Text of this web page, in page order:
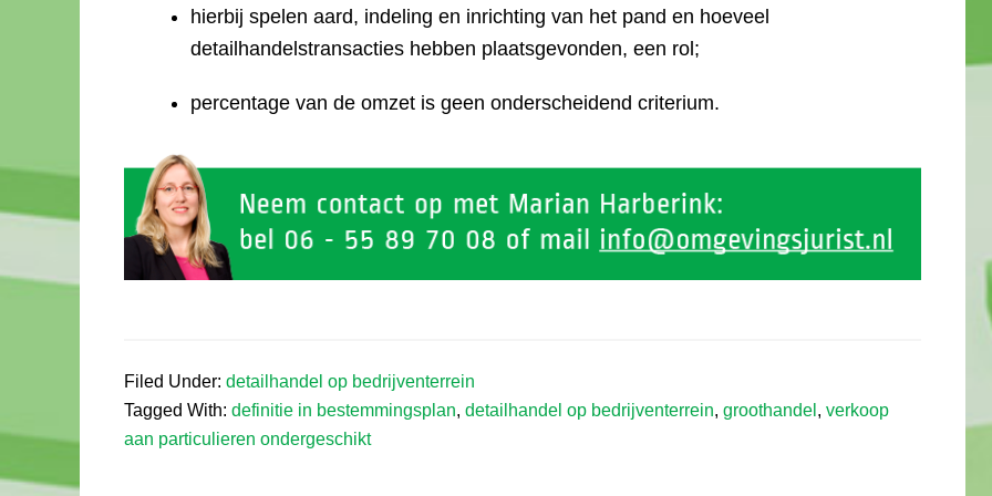
hierbij spelen aard, indeling en inrichting van het pand en hoeveel
detailhandelstransacties hebben plaatsgevonden, een rol;
percentage van de omzet is geen onderscheidend criterium.
Filed Under: detailhandel op bedrijventerrein
Tagged With: definitie in bestemmingsplan, detailhandel op bedrijventerrein, groothandel , verkoop
aan particulieren ondergeschikt